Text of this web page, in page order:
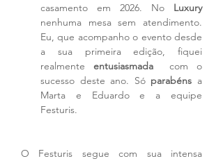
casamento em 2026. No Luxury
nenhuma mesa sem atendimento.
Eu, que acompanho o evento desde
a sua primeira edição, fiquei
realmente entusiasmada
com o
sucesso deste ano. Só parabéns a
Marta e Eduardo e a equipe
Festuris.
O Festuris segue com sua intensa